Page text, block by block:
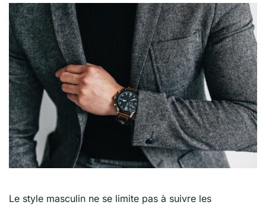
Le style masculin ne se limite pas à suivre les